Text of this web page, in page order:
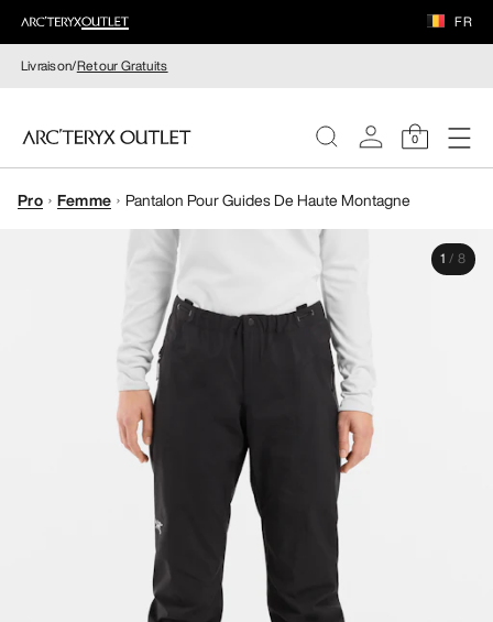
FR
Livraison/Retour Gratuits
0
FEMME
Pro Femme Pantalon Pour Guides De Haute Montagne
1 / 8